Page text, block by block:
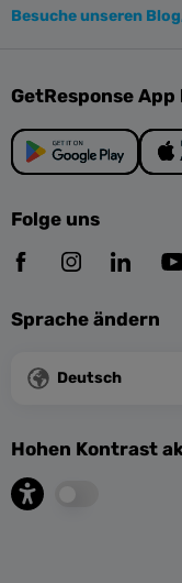
Besuche unseren
GetResponse
Folge uns
Sprache ändern
Deutsch
Hohen Kontrast